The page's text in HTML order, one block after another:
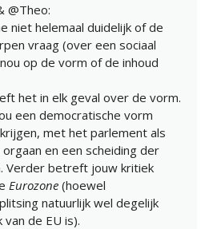
@Theo:
niet helemaal duidelijk of de
vraag (over een sociaal
op de vorm of de inhoud
het in elk geval over de vorm.
een democratische vorm
met het parlement als
en een scheiding der
Verder betreft jouw kritiek
Eurozone (hoewel
natuurlijk wel degelijk
van de EU is).